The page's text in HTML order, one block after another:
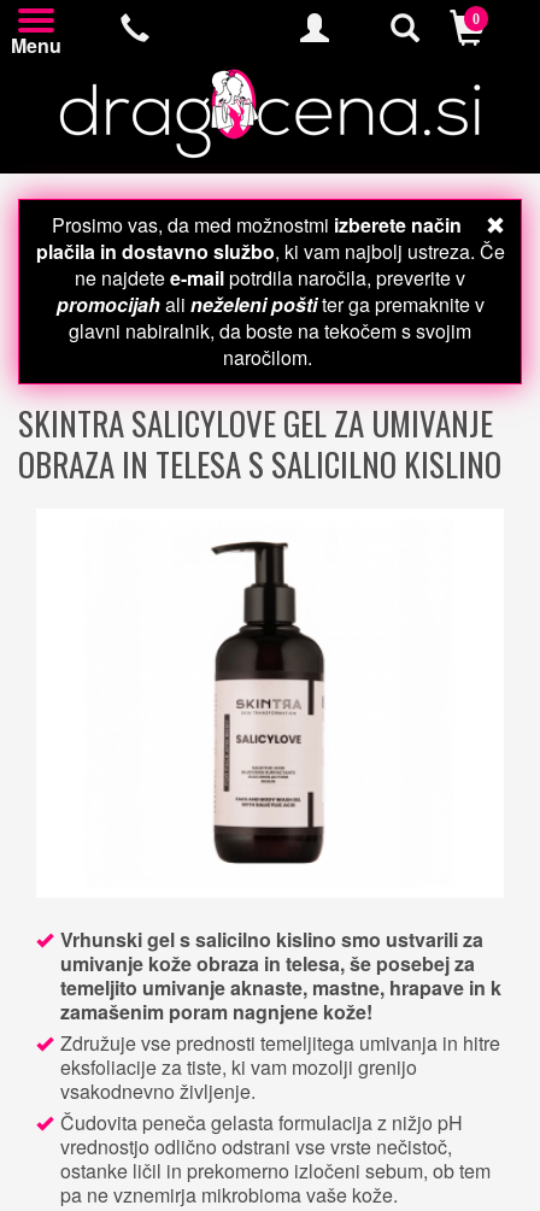
Menu
0
Prosimo vas, da med možnostmi izberete način
plačila in dostavno službo, ki vam najbolj ustreza. Če
ne najdetee-mailpotrdila naročila, preverite v
promocijahali neželeni poštiter ga premaknite v
glavni nabiralnik, da boste na tekočem s svojim
naročilom.
SKINTRA SALICYLOVE GEL ZA UMIVANJE
OBRAZA IN TELESA S SALICILNO KISLINO
Vrhunski gel s salicilno kislino smo ustvarili za
umivanje kože obraza in telesa, še posebej za
temeljito umivanje aknaste, mastne, hrapave in k
zamašenim poram nagnjene kože!
Združuje vse prednosti temeljitega umivanja in hitre
eksfoliacije za tiste, ki vam mozolji grenijo
vsakodnevno življenje.
Čudovita peneča gelasta formulacija z nižjo pH
vrednostjo odlično odstrani vse vrste nečistoč,
ostanke ličil in prekomerno izločeni sebum, ob tem
pa ne vznemirja mikrobioma vaše kože.